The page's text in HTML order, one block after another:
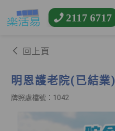
2117 6717
回上頁
明恩護老院(已結業)
牌照處檔號：1042